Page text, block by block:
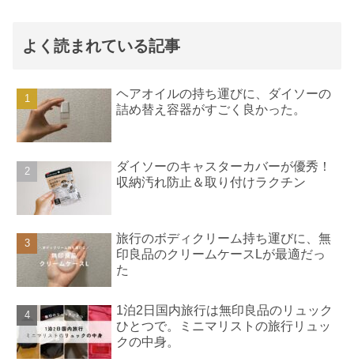
よく読まれている記事
ヘアオイルの持ち運びに、ダイソーの
詰め替え容器がすごく良かった。
ダイソーのキャスターカバーが優秀！
収納汚れ防止＆取り付けラクチン
旅行のボディクリーム持ち運びに、無
印良品のクリームケースLが最適だっ
た
1泊2日国内旅行は無印良品のリュック
ひとつで。ミニマリストの旅行リュッ
クの中身。